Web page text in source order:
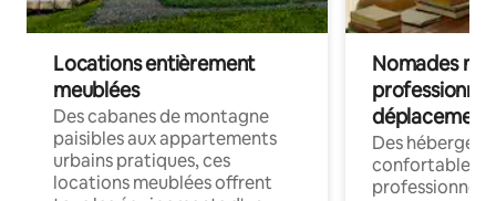
Locations entièrement
meublées
Des cabanes de montagne
paisibles aux appartements
urbains pratiques, ces
locations meublées offrent
Nomades
déplacement
Des
confortables
professionnels